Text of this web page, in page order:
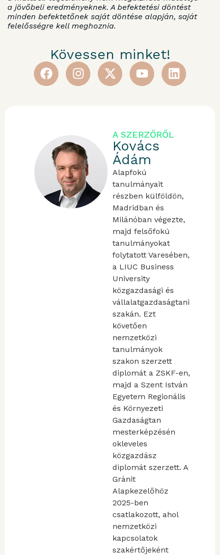
a jövőbeli eredményeknek. A befektetési döntést
minden befektetőnek saját döntése alapján, saját
felelősségre kell meghoznia.
Kövessen minket!
A SZERZŐRŐL
Kovács
Ádám
Alapfokú
tanulmányait
részben külföldön,
Madridban és
Milánóban végezte,
majd felsőfokú
tanulmányokat
folytatott Varesében,
a LIUC Business
University
közgazdasági és
vállalatgazdaságtani
szakán. Ezt
követően
nemzetközi
tanulmányok
szakon szerzett
diplomát a ZSKF-en,
majd a Szent István
Egyetem Regionális
és Környezeti
Gazdaságtan
mesterképzésén
okleveles
közgazdász
diplomát szerzett. A
Gránit
Alapkezelőhöz
2025-ben
csatlakozott, ahol
nemzetközi
kapcsolatok
szakértőjeként